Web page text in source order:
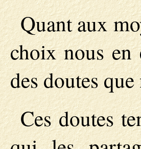
Quant aux
choix nous en
des doutes
Ces doutes